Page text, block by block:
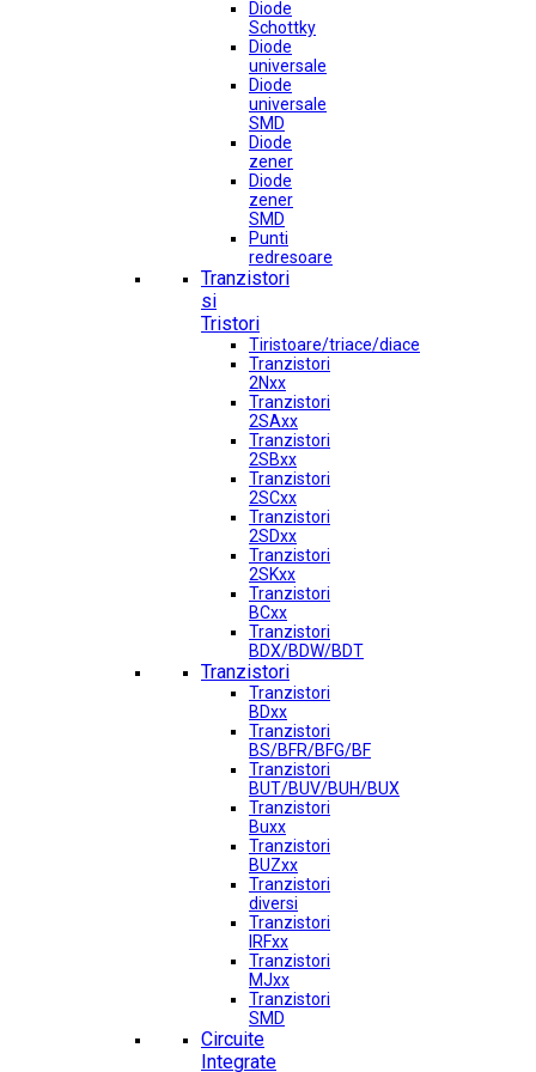
Diode
Schottky
Diode
universale
Diode
universale
SMD
Diode
zener
Diode
zener
SMD
Punti
redresoare
Tranzistori
si
Tristori
Tiristoare/triace/diace
Tranzistori
2Nxx
Tranzistori
2SAxx
Tranzistori
2SBxx
Tranzistori
2SCxx
Tranzistori
2SDxx
Tranzistori
2SKxx
Tranzistori
BCxx
Tranzistori
BDX/BDW/BDT
Tranzistori
Tranzistori
BDxx
Tranzistori
BS/BFR/BFG/BF
Tranzistori
BUT/BUV/BUH/BUX
Tranzistori
Buxx
Tranzistori
BUZxx
Tranzistori
diversi
Tranzistori
IRFxx
Tranzistori
MJxx
Tranzistori
SMD
Circuite
Integrate